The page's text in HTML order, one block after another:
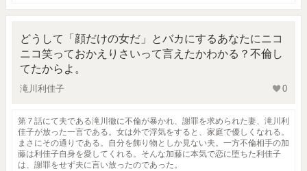
どうして「顔だけの女だ」とバカにするあなたにニコ
ニコ笑っておかえりさいって言えたかわかる？不倫し
てたからよ。
滝川利佳子 0
第７話にて夫である滝川徹に不倫が暴かれ、謝罪を求められた妻、滝川利
佳子が放った一言である。女は外で浮気をすると、家庭で優しくなれる。
まさにその通りである。自分を飾り物としか見ない夫。一方不倫相手の加
藤は利佳子自身を愛してくれる。そんな加藤に本気で恋に堕ちた利佳子
は、謝罪をせず夫に言い放ったのであった。